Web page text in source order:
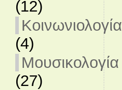
(12)
Κοινωνιολογία
(4)
Μουσικολογία
(27)